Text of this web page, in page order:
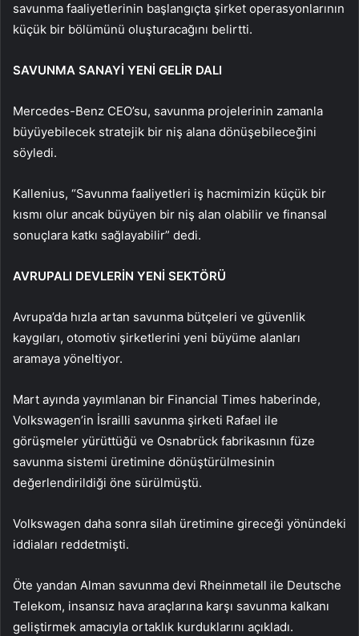
savunma faaliyetlerinin başlangıçta şirket operasyonlarının
küçük bir bölümünü oluşturacağını belirtti.
SAVUNMA SANAYİ YENİ GELİR DALI
Mercedes-Benz CEO’su, savunma projelerinin zamanla
büyüyebilecek stratejik bir niş alana dönüşebileceğini
söyledi.
Kallenius, “Savunma faaliyetleri iş hacmimizin küçük bir
kısmı olur ancak büyüyen bir niş alan olabilir ve finansal
sonuçlara katkı sağlayabilir” dedi.
AVRUPALI DEVLERİN YENİ SEKTÖRÜ
Avrupa’da hızla artan savunma bütçeleri ve güvenlik
kaygıları, otomotiv şirketlerini yeni büyüme alanları
aramaya yöneltiyor.
Mart ayında yayımlanan bir Financial Times haberinde,
Volkswagen’in İsrailli savunma şirketi Rafael ile
görüşmeler yürüttüğü ve Osnabrück fabrikasının füze
savunma sistemi üretimine dönüştürülmesinin
değerlendirildiği öne sürülmüştü.
Volkswagen daha sonra silah üretimine gireceği yönündeki
iddiaları reddetmişti.
Öte yandan Alman savunma devi Rheinmetall ile Deutsche
Telekom, insansız hava araçlarına karşı savunma kalkanı
geliştirmek amacıyla ortaklık kurduklarını açıkladı.